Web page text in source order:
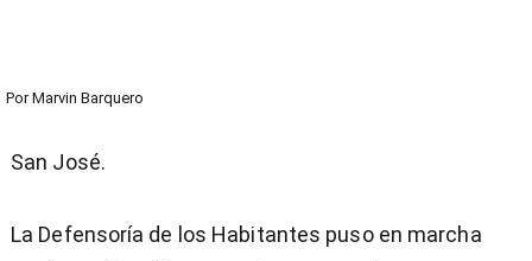
Por Marvin Barquero
San José.
La Defensoría de los Habitantes puso en marcha